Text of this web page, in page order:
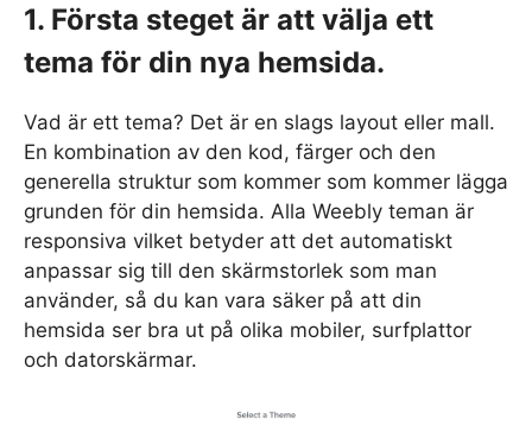
1. Första steget är att välja ett
tema för din nya hemsida.
Vad är ett tema? Det är en slags layout eller mall.
En kombination av den kod, färger och den
generella struktur som kommer som kommer lägga
grunden för din hemsida. Alla Weebly teman är
responsiva vilket betyder att det automatiskt
anpassar sig till den skärmstorlek som man
använder, så du kan vara säker på att din
hemsida ser bra ut på olika mobiler, surfplattor
och datorskärmar.